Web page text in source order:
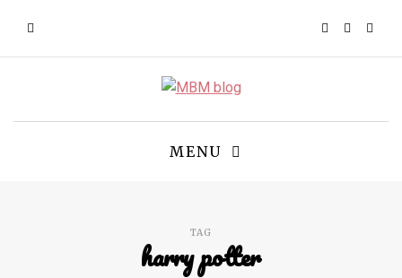
MENU
TAG
harry potter